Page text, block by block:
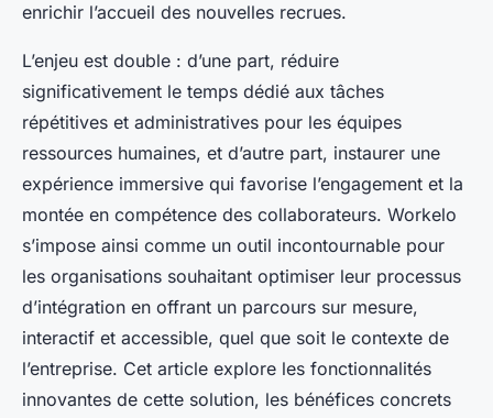
enrichir l’accueil des nouvelles recrues.
L’enjeu est double : d’une part, réduire
significativement le temps dédié aux tâches
répétitives et administratives pour les équipes
ressources humaines, et d’autre part, instaurer une
expérience immersive qui favorise l’engagement et la
montée en compétence des collaborateurs. Workelo
s’impose ainsi comme un outil incontournable pour
les organisations souhaitant optimiser leur processus
d’intégration en offrant un parcours sur mesure,
interactif et accessible, quel que soit le contexte de
l’entreprise. Cet article explore les fonctionnalités
innovantes de cette solution, les bénéfices concrets